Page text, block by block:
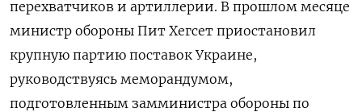
перехватчиков и артиллерии. В прошлом месяце
министр обороны Пит Хегсет приостановил
крупную партию поставок Украине,
руководствуясь меморандумом,
подготовленным замминистра обороны по